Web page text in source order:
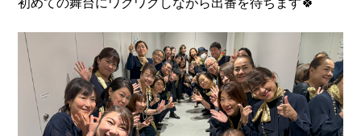
初めての舞台にワクワクしながら出番を待ちます🍀